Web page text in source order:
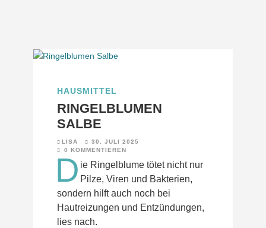
HAUSMITTEL
RINGELBLUMEN
SALBE
LISA
30. JULI 2025
0 KOMMENTIEREN
D ie Ringelblume tötet nicht nur
Pilze, Viren und Bakterien,
sondern hilft auch noch bei
Hautreizungen und Entzündungen,
lies nach.